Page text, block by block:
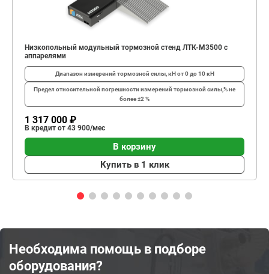
Низкопольный модульный тормозной стенд ЛТК-М3500 с
аппарелями
Диапазон измерений тормозной силы, кНот 0 до 10 кН
Предел относительной погрешности измерений тормозной силы,%не
более ±2 %
1 317 000 ₽
В кредит от 43 900/мес
В корзину
Купить в 1 клик
Необходима помощь в подборе
оборудования?